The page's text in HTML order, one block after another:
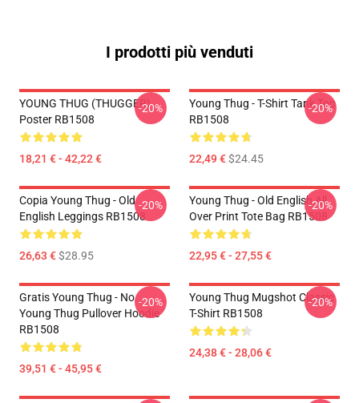
I prodotti più venduti
YOUNG THUG (THUGGER)
Poster RB1508
18,21 € - 42,22 €
-20%
Young Thug - T-Shirt Tank Top
RB1508
22,49 €$24.45
-20%
Copia Young Thug - Old
English Leggings RB1508
26,63 €$28.95
-20%
Young Thug - Old English All
Over Print Tote Bag RB1508
22,95 € - 27,55 €
-20%
Gratis Young Thug - No.
Young Thug Pullover Hoodie
RB1508
39,51 € - 45,95 €
-20%
Young Thug Mugshot Classic
T-Shirt RB1508
24,38 € - 28,06 €
-20%